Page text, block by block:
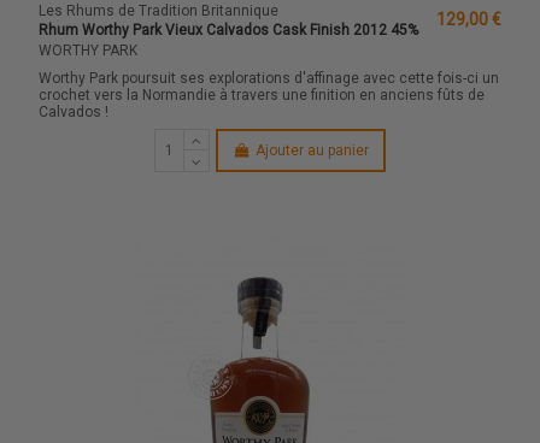
Les Rhums de Tradition Britannique
Rhum Worthy Park Vieux Calvados Cask Finish 2012 45%
WORTHY PARK
129,00 €
Worthy Park poursuit ses explorations d'affinage avec cette fois-ci un
crochet vers la Normandie à travers une finition en anciens fûts de
Calvados !
Ajouter au panier